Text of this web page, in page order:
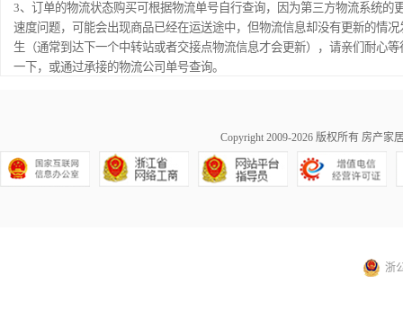
3、订单的物流状态购买可根据物流单号自行查询，因为第三方物流系统的
速度问题，可能会出现商品已经在运送途中，但物流信息却没有更新的情况
生（通常到达下一个中转站或者交接点物流信息才会更新），请亲们耐心等
一下，或通过承接的物流公司单号查询。
Copyright 2009-2026 版权所有 房产家
浙